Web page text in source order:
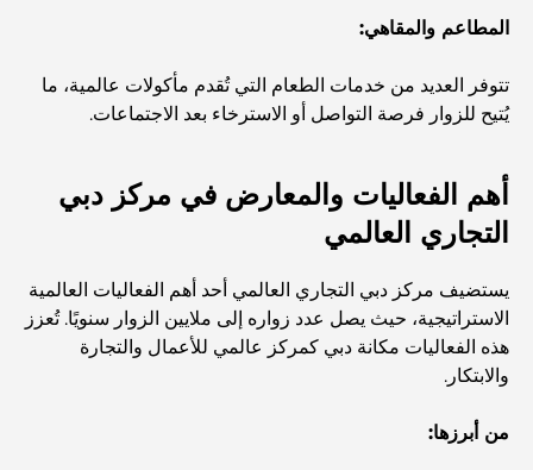
المقاهي في نخلة جميرا: دليل لأفضل أماكن القهوة وأسلوب
كيفية الحصول على قرض عقاري في دبي: الدليل الشامل
مخطط تلال الغاف الرئيسي: معيار جديد للحياة المتكاملة في
دبي
منازل متوافقة مع مبادئ فاستو: دليل عملي لتحقيق التوازن
المطاعم والمقاهي:
تتوفر العديد من خدمات الطعام التي تُقدم مأكولات عالمية، ما
يُتيح للزوار فرصة التواصل أو الاسترخاء بعد الاجتماعات.
أهم الفعاليات والمعارض في مركز دبي
التجاري العالمي
يستضيف مركز دبي التجاري العالمي أحد أهم الفعاليات العالمية
الاستراتيجية، حيث يصل عدد زواره إلى ملايين الزوار سنويًا. تُعزز
هذه الفعاليات مكانة دبي كمركز عالمي للأعمال والتجارة
والابتكار.
من أبرزها: